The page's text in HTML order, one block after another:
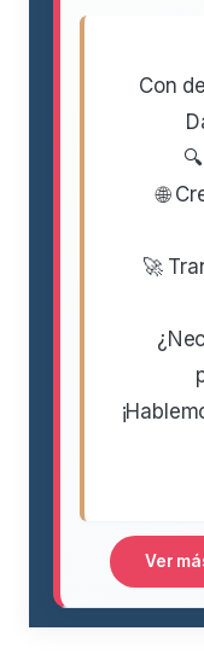
Con
🌐
🚀
Ver